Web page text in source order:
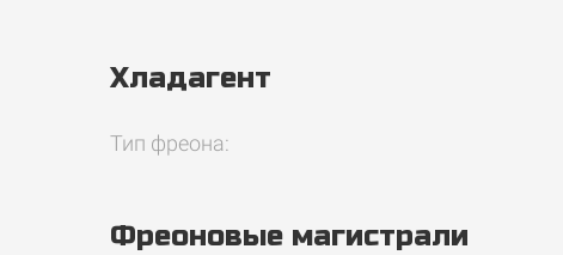
Хладагент
Тип фреона:
Фреоновые магистрали